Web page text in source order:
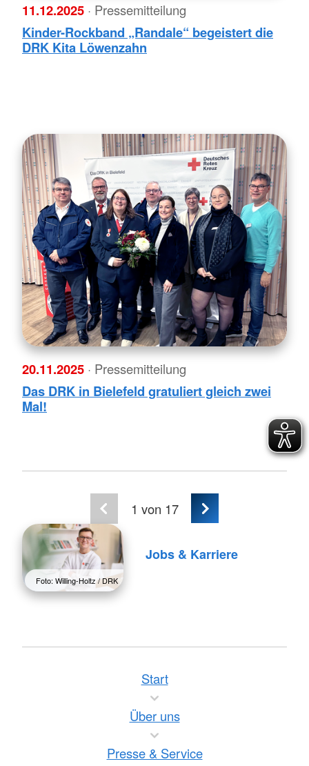
11.12.2025 · Pressemitteilung
Kinder-Rockband „Randale“ begeistert die
DRK Kita Löwenzahn
20.11.2025 · Pressemitteilung
Das DRK in Bielefeld gratuliert gleich zwei
Mal!
1 von 17
Foto: Willing-Holtz / DRK
Jobs & Karriere
Start
Über uns
Presse & Service